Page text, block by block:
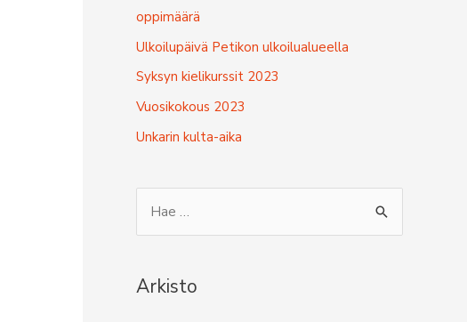
oppimäärä
Ulkoilupäivä Petikon ulkoilualueella
Syksyn kielikurssit 2023
Vuosikokous 2023
Unkarin kulta-aika
Arkisto